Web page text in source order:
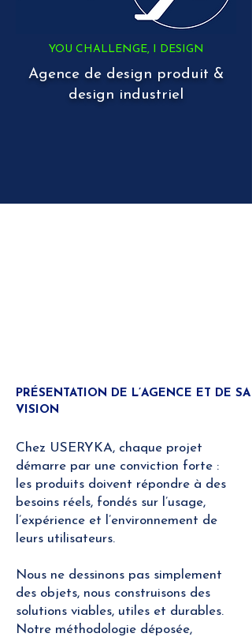
YOU CHALLENGE, I DESIGN
Agence de design produit &
design industriel
PRÉSENTATION DE L’AGENCE ET DE SA
VISION
Chez USERYKA, chaque projet
démarre par une conviction forte :
les produits doivent répondre à des
besoins réels, fondés sur l’usage,
l’expérience et l’environnement de
leurs utilisateurs.
Nous ne dessinons pas simplement
des objets, nous construisons des
solutions viables, utiles et durables.
Notre méthodologie déposée,